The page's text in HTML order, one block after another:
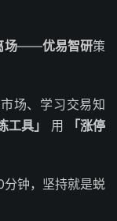
场——优易智研策
场、学习交易知
工具」 用
「涨停
分钟，坚持就是蜕